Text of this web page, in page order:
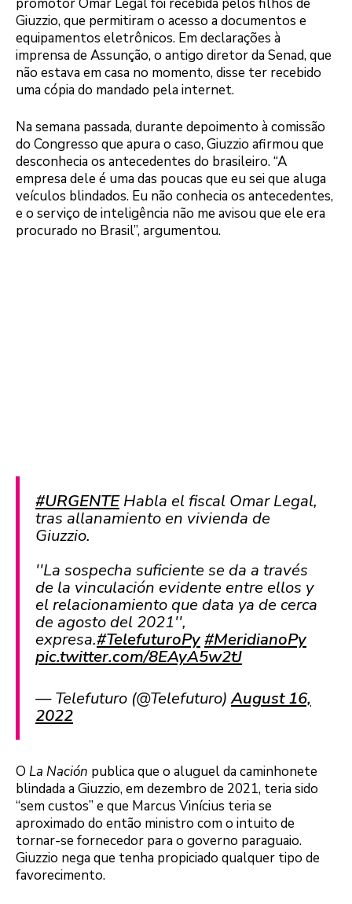
Giuzzio, que permitiram o acesso a documentos e
equipamentos eletrônicos. Em declarações à
imprensa de Assunção, o antigo diretor da Senad, que
não estava em casa no momento, disse ter recebido
uma cópia do mandado pela internet.
Na semana passada, durante depoimento à comissão
do Congresso que apura o caso, Giuzzio afirmou que
desconhecia os antecedentes do brasileiro. “A
empresa dele é uma das poucas que eu sei que aluga
veículos blindados. Eu não conhecia os antecedentes,
e o serviço de inteligência não me avisou que ele era
procurado no Brasil”, argumentou.
#URGENTEHabla el fiscal Omar Legal,
tras allanamiento en vivienda de
Giuzzio.
''La sospecha suficiente se da a través
de la vinculación evidente entre ellos y
el relacionamiento que data ya de cerca
de agosto del 2021'',
expresa.#TelefuturoPy#MeridianoPy
pic.twitter.com/8EAyA5w2tJ
— Telefuturo (@Telefuturo)August 16,
2022
O La Nación publica que o aluguel da caminhonete
blindada a Giuzzio, em dezembro de 2021, teria sido
“sem custos” e que Marcus Vinícius teria se
aproximado do então ministro com o intuito de
tornar-se fornecedor para o governo paraguaio.
Giuzzio nega que tenha propiciado qualquer tipo de
favorecimento.